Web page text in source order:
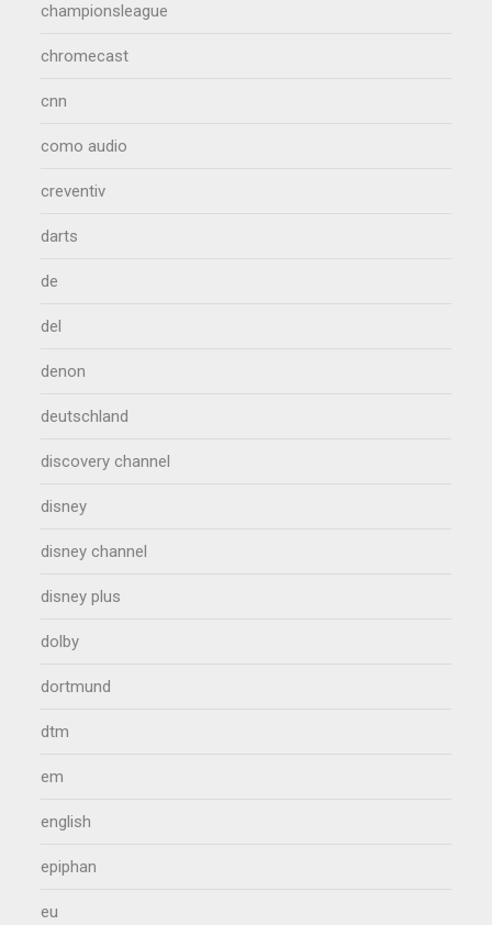
championsleague
chromecast
cnn
como audio
creventiv
darts
de
del
denon
deutschland
discovery channel
disney
disney channel
disney plus
dolby
dortmund
dtm
em
english
epiphan
eu